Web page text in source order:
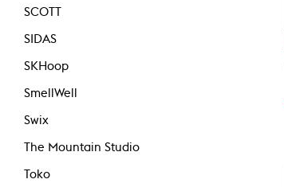
SCOTT
SIDAS
SKHoop
SmellWell
Swix
The Mountain Studio
Toko